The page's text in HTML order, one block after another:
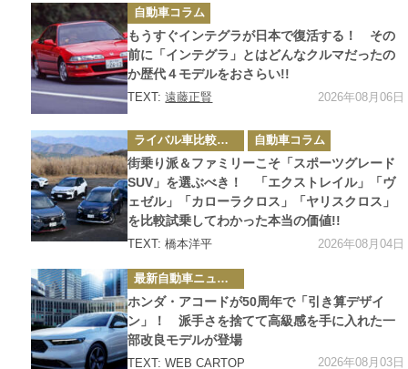
カ
テ
ゴ
リ
ー
自動車コラム
もうすぐインテグラが日本で復活する！ その
前に「インテグラ」とはどんなクルマだったの
か歴代４モデルをおさらい!!
TEXT:遠藤正賢 2026年08月06日
カ
テ
ゴ
リ
ー
ライバル車比較テスト 自動車コラム
街乗り派＆ファミリーこそ「スポーツグレード
SUV」を選ぶべき！ 「エクストレイル」「ヴ
ェゼル」「カローラクロス」「ヤリスクロス」
を比較試乗してわかった本当の価値!!
TEXT: 橋本洋平 2026年08月04日
カ
テ
ゴ
リ
ー
最新自動車ニュース
ホンダ・アコードが50周年で「引き算デザイ
ン」！ 派手さを捨てて高級感を手に入れた一
部改良モデルが登場
TEXT: WEB CARTOP 2026年08月03日